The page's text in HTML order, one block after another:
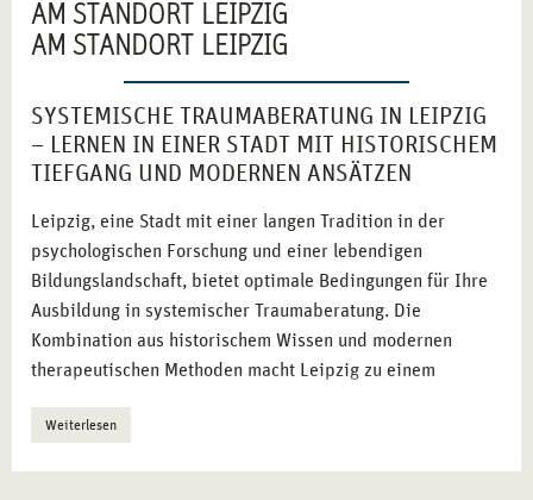
AM STANDORT LEIPZIG
AM STANDORT LEIPZIG
SYSTEMISCHE TRAUMABERATUNG IN LEIPZIG
– LERNEN IN EINER STADT MIT HISTORISCHEM
TIEFGANG UND MODERNEN ANSÄTZEN
Leipzig, eine Stadt mit einer langen Tradition in der
psychologischen Forschung und einer lebendigen
Bildungslandschaft, bietet optimale Bedingungen für Ihre
Ausbildung in systemischer Traumaberatung. Die
Kombination aus historischem Wissen und modernen
therapeutischen Methoden macht Leipzig zu einem
Starke Bildungs- und Forschungslandschaft:
Weiterlesen